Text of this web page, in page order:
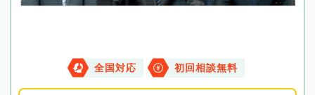
全国対応 初回相談無料